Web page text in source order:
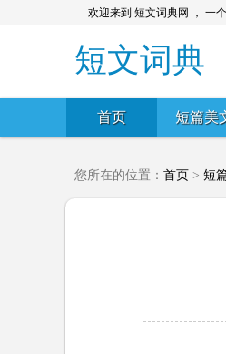
欢迎来到 短文词典网 ， 一
短文词典
首页 短篇美
您所在的位置： 首页 > 短